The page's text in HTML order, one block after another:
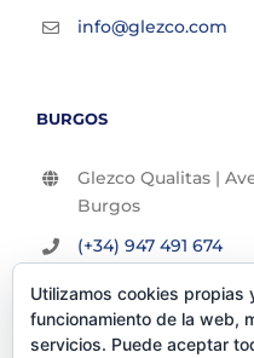
info@glezco.com
BURGOS
Glezco Qualitas |
Burgos
(+34) 947 491 674
info@glezco.com
Utilizamos cookies propias
funcionamiento de la web,
servicios. Puede aceptar